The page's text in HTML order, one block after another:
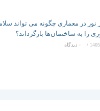
چگونه می تواند سلامت و
ساختمان‌ها بازگرداند؟
۰ دیدگاه